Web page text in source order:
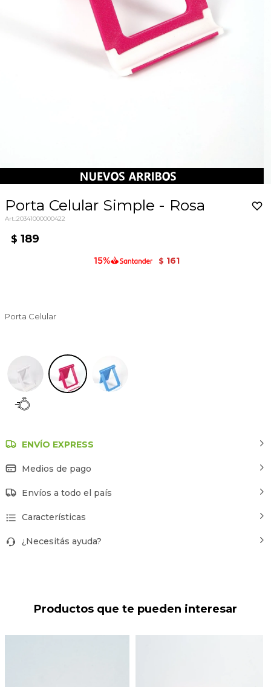
Porta Celular Simple - Rosa
20341000000422
$ 189
$ 161
Porta Celular
ENVÍO EXPRESS
Medios de pago
Envíos a todo el país
Características
¿Necesitás ayuda?
Productos que te pueden interesar